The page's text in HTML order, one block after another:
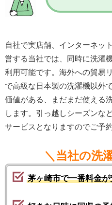
自社で実店舗、インターネッ
営する当社では、同時に洗濯
利用可能です。海外への貿易
で高級な日本製の洗濯機以外
価値がある、まだまだ使える
します。引っ越しシーズンな
サービスとなりますのでご予
＼当社の洗
茅ヶ崎市で一番料金が